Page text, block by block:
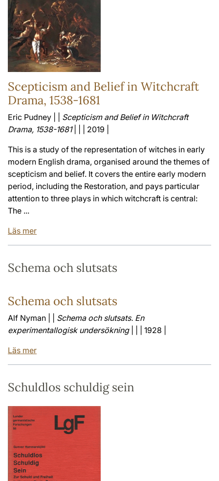
Scepticism and Belief in Witchcraft
Drama, 1538-1681
Eric Pudney | | Scepticism and Belief in Witchcraft
Drama, 1538-1681| | | 2019 |
This is a study of the representation of witches in early
modern English drama, organised around the themes of
scepticism and belief. It covers the entire early modern
period, including the Restoration, and pays particular
attention to three plays in which witchcraft is central:
The ...
Läs mer
Schema och slutsats
Schema och slutsats
Alf Nyman | | Schema och slutsats. En
experimentallogisk undersökning| | | 1928 |
Läs mer
Schuldlos schuldig sein